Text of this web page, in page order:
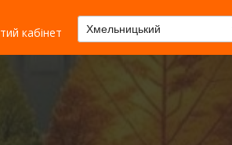
кабінет Хмельницький